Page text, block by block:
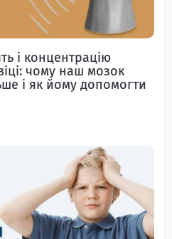
і концентрацію
чому наш мозок
і як йому допомогти